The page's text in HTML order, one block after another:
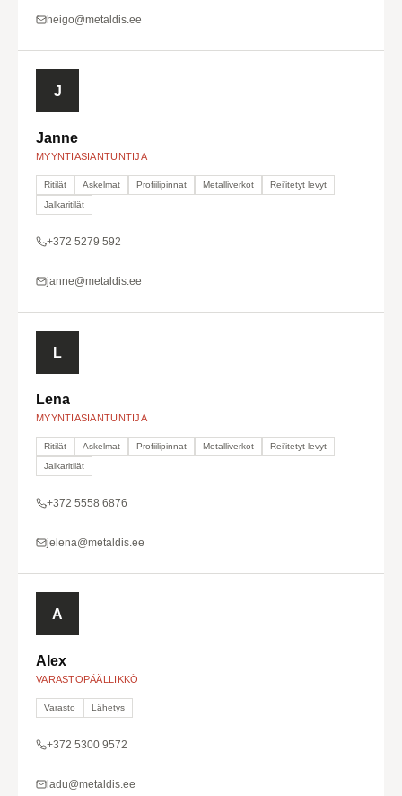
heigo@metaldis.ee
J
Janne
MYYNTIASIANTUNTIJA
Ritilät Askelmat Profiilipinnat Metalliverkot
Rei'itetyt levyt
Jalkaritilät
+372 5279 592
janne@metaldis.ee
L
Lena
MYYNTIASIANTUNTIJA
Ritilät Askelmat Profiilipinnat Metalliverkot
Rei'itetyt levyt
Jalkaritilät
+372 5558 6876
jelena@metaldis.ee
A
Alex
VARASTOPÄÄLLIKKÖ
Varasto Lähetys
+372 5300 9572
ladu@metaldis.ee